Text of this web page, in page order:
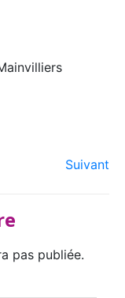
Suivant
pas publiée.